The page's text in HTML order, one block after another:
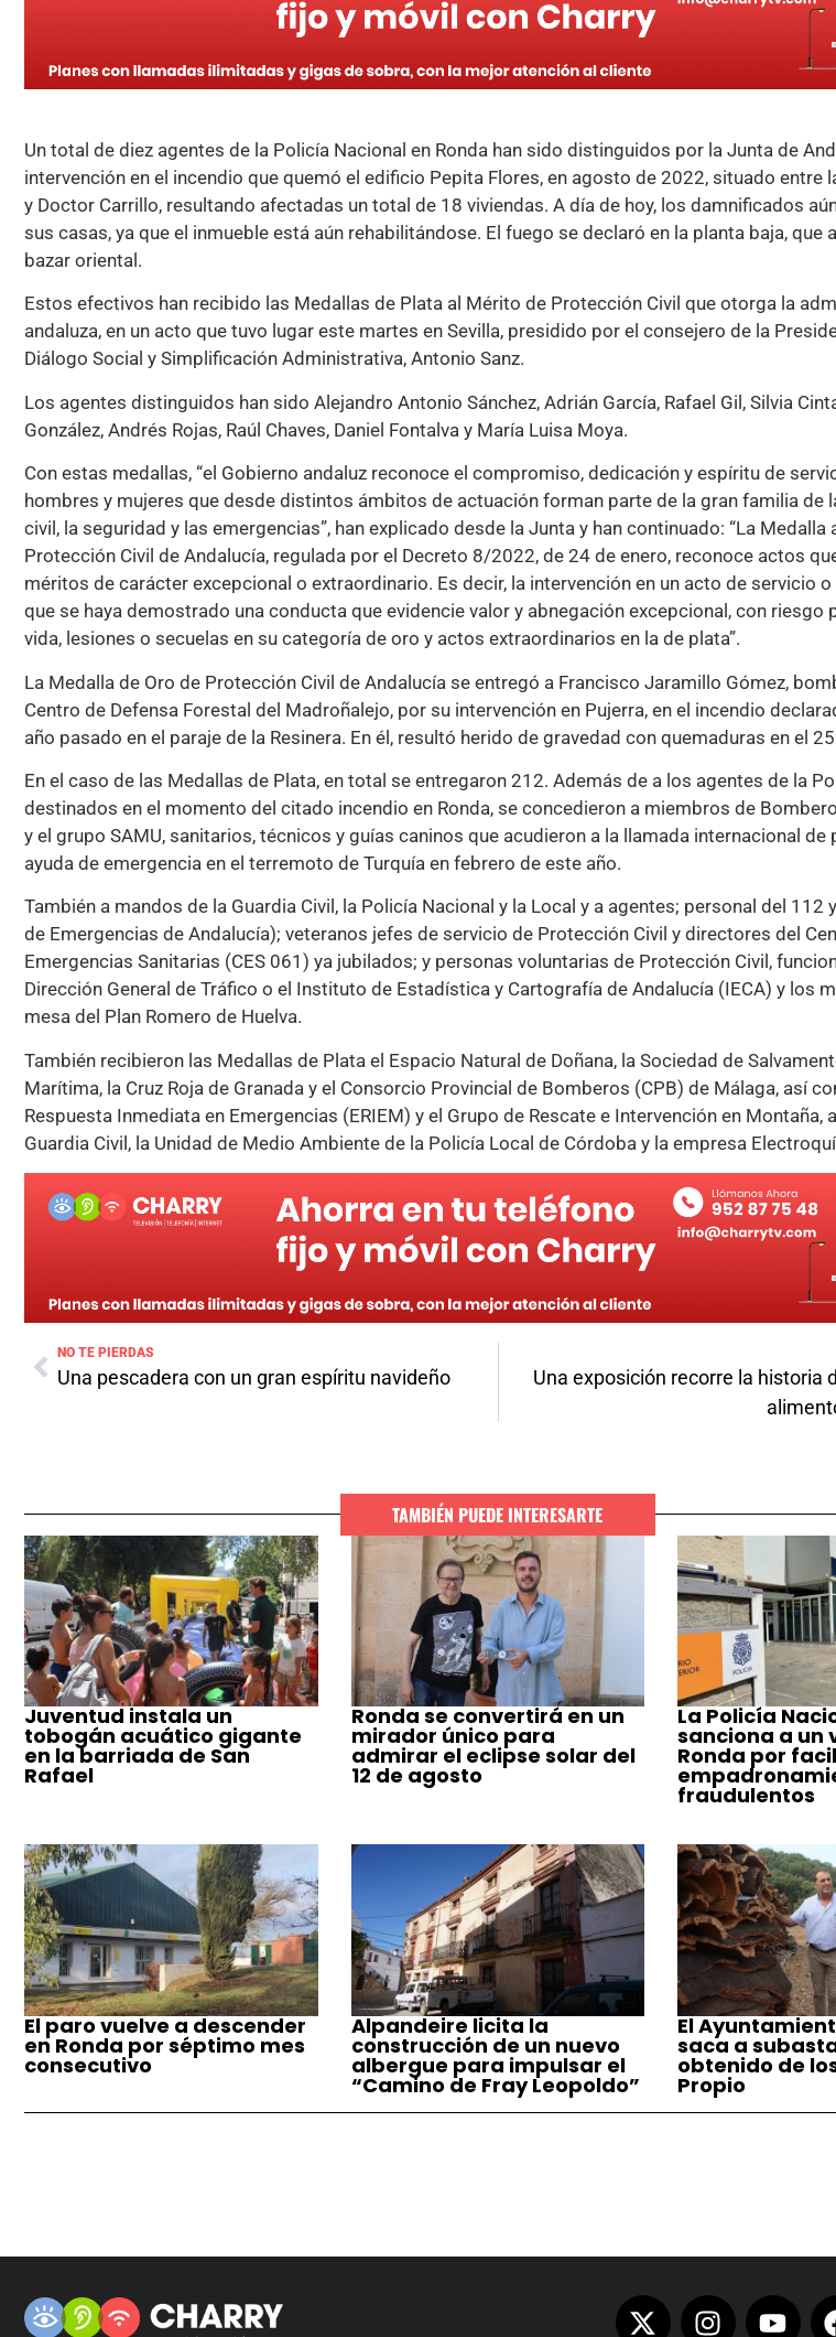
Un total de diez agentes de la Policía Nacional en Ronda han sido distinguidos por la Junta de
intervención en el incendio que quemó el edificio Pepita Flores, en agosto de 2022, situado entre
y Doctor Carrillo, resultando afectadas un total de 18 viviendas. A día de hoy, los damnificados
sus casas, ya que el inmueble está aún rehabilitándose. El fuego se declaró en la planta baja, que
bazar oriental.
Estos efectivos han recibido las Medallas de Plata al Mérito de Protección Civil que otorga la
andaluza, en un acto que tuvo lugar este martes en Sevilla, presidido por el consejero de la
Diálogo Social y Simplificación Administrativa, Antonio Sanz.
Los agentes distinguidos han sido Alejandro Antonio Sánchez, Adrián García, Rafael Gil, Silvia
González, Andrés Rojas, Raúl Chaves, Daniel Fontalva y María Luisa Moya.
Con estas medallas, “el Gobierno andaluz reconoce el compromiso, dedicación y espíritu de
hombres y mujeres que desde distintos ámbitos de actuación forman parte de la gran familia de
civil, la seguridad y las emergencias”, han explicado desde la Junta y han continuado: “La Medalla
Protección Civil de Andalucía, regulada por el Decreto 8/2022, de 24 de enero, reconoce actos
méritos de carácter excepcional o extraordinario. Es decir, la intervención en un acto de servicio o
que se haya demostrado una conducta que evidencie valor y abnegación excepcional, con riesgo
vida, lesiones o secuelas en su categoría de oro y actos extraordinarios en la de plata”.
La Medalla de Oro de Protección Civil de Andalucía se entregó a Francisco Jaramillo Gómez,
Centro de Defensa Forestal del Madroñalejo, por su intervención en Pujerra, en el incendio
año pasado en el paraje de la Resinera. En él, resultó herido de gravedad con quemaduras en el
En el caso de las Medallas de Plata, en total se entregaron 212. Además de a los agentes de la
destinados en el momento del citado incendio en Ronda, se concedieron a miembros de
y el grupo SAMU, sanitarios, técnicos y guías caninos que acudieron a la llamada internacional de
ayuda de emergencia en el terremoto de Turquía en febrero de este año.
También a mandos de la Guardia Civil, la Policía Nacional y la Local y a agentes; personal del 112
de Emergencias de Andalucía); veteranos jefes de servicio de Protección Civil y directores del
Emergencias Sanitarias (CES 061) ya jubilados; y personas voluntarias de Protección Civil,
Dirección General de Tráfico o el Instituto de Estadística y Cartografía de Andalucía (IECA) y los
mesa del Plan Romero de Huelva.
También recibieron las Medallas de Plata el Espacio Natural de Doñana, la Sociedad de
Marítima, la Cruz Roja de Granada y el Consorcio Provincial de Bomberos (CPB) de Málaga, así
Respuesta Inmediata en Emergencias (ERIEM) y el Grupo de Rescate e Intervención en Montaña,
Guardia Civil, la Unidad de Medio Ambiente de la Policía Local de Córdoba y la empresa
NO TE PIERDAS
Una pescadera con un gran espíritu navideño
Una exposición recorre la historia
TAMBIÉN PUEDE INTERESARTE
Juventud instala un
tobogán acuático gigante
en la barriada de San
Rafael
Ronda se convertirá en un
mirador único para
admirar el eclipse solar del
12 de agosto
La Policía
sanciona a un
Ronda por
fraudulentos
El paro vuelve a descender
en Ronda por séptimo mes
consecutivo
Alpandeire licita la
construcción de un nuevo
albergue para impulsar el
“Camino de Fray Leopoldo”
El
saca a
obtenido de
Propio